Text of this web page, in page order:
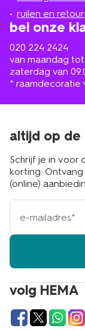
ruilen en
bel onze
020 224 2424
van maandag
zaterdag van
* raamdecoratie
buurt
volg HEMA
altijd op de
Schrijf je in voor
korting.
(online)
e-
mailadres